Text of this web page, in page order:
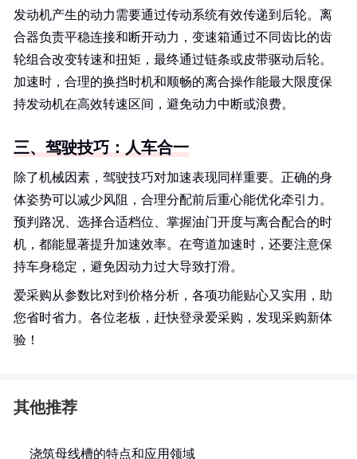
发动机产生的动力需要通过传动系统有效传递到后轮。离
合器负责平稳连接和断开动力，变速箱通过不同齿比的齿
轮组合改变转速和扭矩，最终通过链条或皮带驱动后轮。
加速时，合理的换挡时机和顺畅的离合操作能最大限度保
持发动机在高效转速区间，避免动力中断或浪费。
三、驾驶技巧：人车合一
除了机械因素，驾驶技巧对加速表现同样重要。正确的身
体姿势可以减少风阻，合理分配前后重心能优化牵引力。
预判路况、选择合适档位、掌握油门开度与离合配合的时
机，都能显著提升加速效率。在弯道加速时，还要注意保
持车身稳定，避免因动力过大导致打滑。
爱采购从参数比对到价格分析，各项功能贴心又实用，助
您省时省力。各位老板，赶快登录爱采购，发现采购新体
验！
其他推荐
浇筑母线槽的特点和应用领域